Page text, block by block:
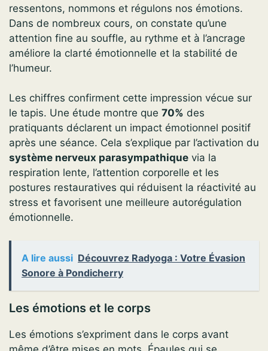
ressentons, nommons et régulons nos émotions.
Dans de nombreux cours, on constate qu’une
attention fine au souffle, au rythme et à l’ancrage
améliore la clarté émotionnelle et la stabilité de
l’humeur.
Les chiffres confirment cette impression vécue sur
le tapis. Une étude montre que 70% des
pratiquants déclarent un impact émotionnel positif
après une séance. Cela s’explique par l’activation du
système nerveux parasympathique via la
respiration lente, l’attention corporelle et les
postures restauratives qui réduisent la réactivité au
stress et favorisent une meilleure autorégulation
émotionnelle.
A lire aussi Découvrez Radyoga : Votre Évasion
Sonore à Pondicherry
Les émotions et le corps
Les émotions s’expriment dans le corps avant